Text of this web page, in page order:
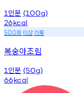
1 인분 (100g)
26kcal
500회 이상기록
복숭아조림
1 인분 (50g)
66kcal